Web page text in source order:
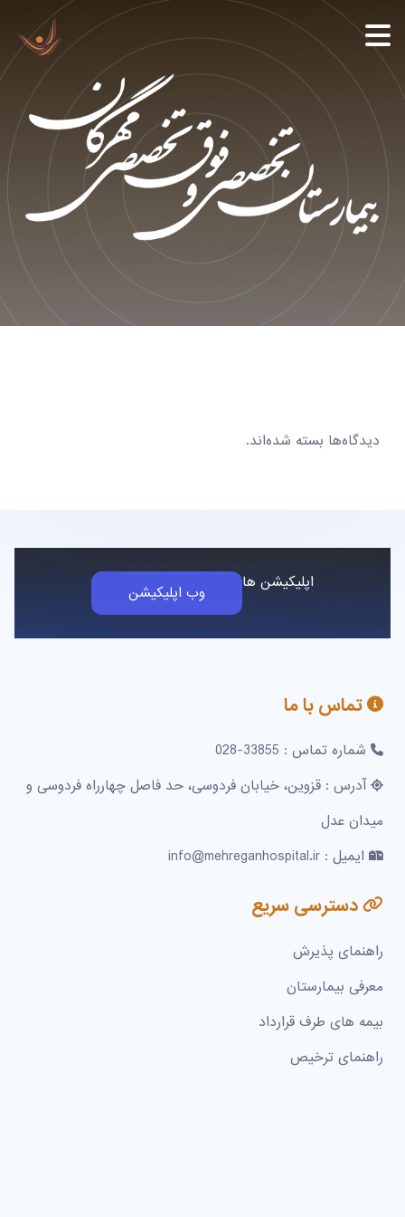
دیدگاه‌ها بسته شده‌اند.
اپلیکیشن ها وب اپلیکیشن
تماس با ما
شماره تماس : 33855-028
آدرس : قزوین، خیابان فردوسی، حد فاصل چهارراه فردوسی و
میدان عدل
ایمیل : info@mehreganhospital.ir
دسترسی سریع
راهنمای پذیرش
معرفی بیمارستان
بیمه های طرف قرارداد
راهنمای ترخیص